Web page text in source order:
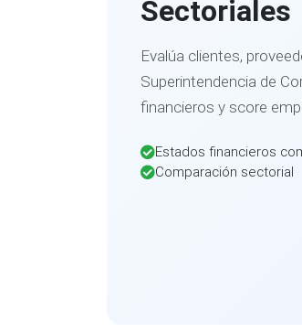
Sectoriales
Evalúa clientes,
Superintendencia de
financieros y score
Estados financieros
Comparación sectorial